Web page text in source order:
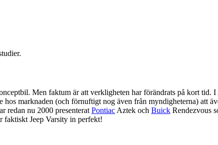
Men faktum är att verkligheten har förändrats på kort tid.
marknaden (och förnuftigt nog även från myndigheterna) att
redan nu 2000 presenterat Pontiac Aztek och Buick Rendezvous
faktiskt Jeep Varsity in perfekt!